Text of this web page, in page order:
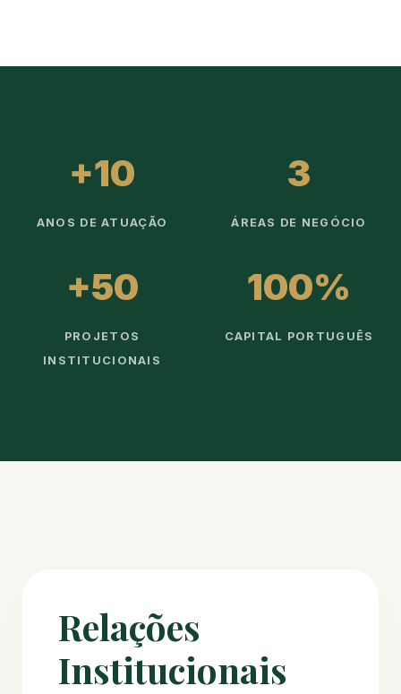
+10
ANOS DE ATUAÇÃO
3
ÁREAS DE NEGÓCIO
+50
PROJETOS
INSTITUCIONAIS
100%
CAPITAL PORTUGUÊS
Relações
Institucionais